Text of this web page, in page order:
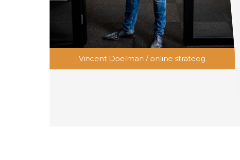
Vincent Doelman / online strateeg